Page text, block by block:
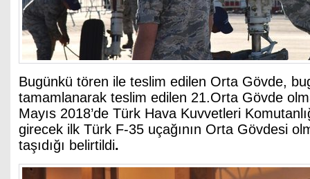
Bugünkü tören ile teslim edilen Orta Gövde,
tamamlanarak teslim edilen 21.Orta Gövde
Mayıs 2018’de Türk Hava Kuvvetleri
girecek ilk Türk F-35 uçağının Orta Gövdesi
taşıdığı belirtildi.